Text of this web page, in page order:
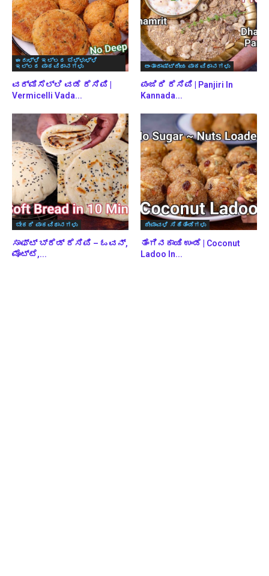
ಈರುಳ್ಳಿ ಇಲ್ಲದ ಬೆಳ್ಳುಳ್ಳಿ
ಇಲ್ಲದ ಪಾಕವಿಧಾನಗಳು
ವರ್ಮಿಸೆಲ್ಲಿ ವಡೆ ರೆಸಿಪಿ |
Vermicelli Vada...
ಅಂತಾರಾಷ್ಟ್ರೀಯ ಪಾಕವಿಧಾನಗಳು
ಪಂಜಿರಿ ರೆಸಿಪಿ | Panjiri In
Kannada...
ಬೇಕರಿ ಪಾಕವಿಧಾನಗಳು
ಸಾಫ್ಟ್ ಬ್ರೆಡ್ ರೆಸಿಪಿ – ಓವನ್,
ಮೊಟ್ಟೆ,...
ದೀಪಾವಳಿ ಸಿಹಿತಿಂಡಿಗಳು
ತೆಂಗಿನಕಾಯಿ ಉಂಡೆ | Coconut
Ladoo In...